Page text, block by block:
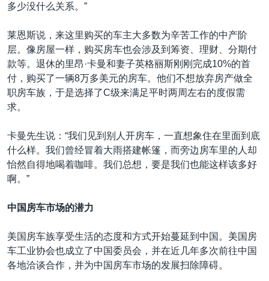
多少没什么关系。”
莱恩斯说，来这里购买的车主大多数为辛苦工作的中产阶
层。像房屋一样，购买房车也会涉及到筹资、理财、分期付
款等。退休的里昂·卡曼和妻子英格丽斯刚刚完成10%的首
付，购买了一辆8万多美元的房车。他们不想放弃房产做全
职房车族，于是选择了C级来满足平时两周左右的度假需
求。
卡曼先生说：“我们见到别人开房车，一直想象住在里面到底
什么样。我们曾经冒着大雨搭建帐篷，而旁边房车里的人却
怡然自得地喝着咖啡。我们总想，要是我们也能这样该多好
啊。”
中国房车市场的潜力
美国房车族享受生活的态度和方式开始蔓延到中国。美国房
车工业协会也成立了中国委员会，并在近几年多次前往中国
各地洽谈合作，并为中国房车市场的发展扫除障碍。